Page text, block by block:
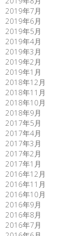
2019年7月
2019年6月
2019年5月
2019年4月
2019年3月
2019年2月
2019年1月
2018年12月
2018年11月
2018年10月
2018年9月
2017年5月
2017年4月
2017年3月
2017年2月
2017年1月
2016年12月
2016年11月
2016年10月
2016年9月
2016年8月
2016年7月